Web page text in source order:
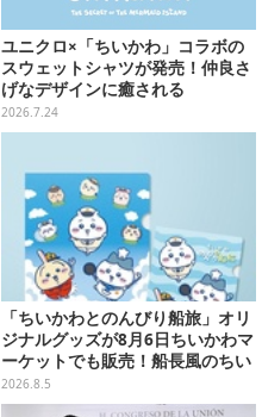
ユニクロ×「ちいかわ」コラボの
スウェットシャツが発売！仲良さ
げなデザインに癒される
2026.7.24
「ちいかわとのんびり船旅」オリ
ジナルグッズが8月6日ちいかわマ
ーケットでも販売！船長風のちい
かわやセイレーンたちをデザイン
した4商品
2026.8.5